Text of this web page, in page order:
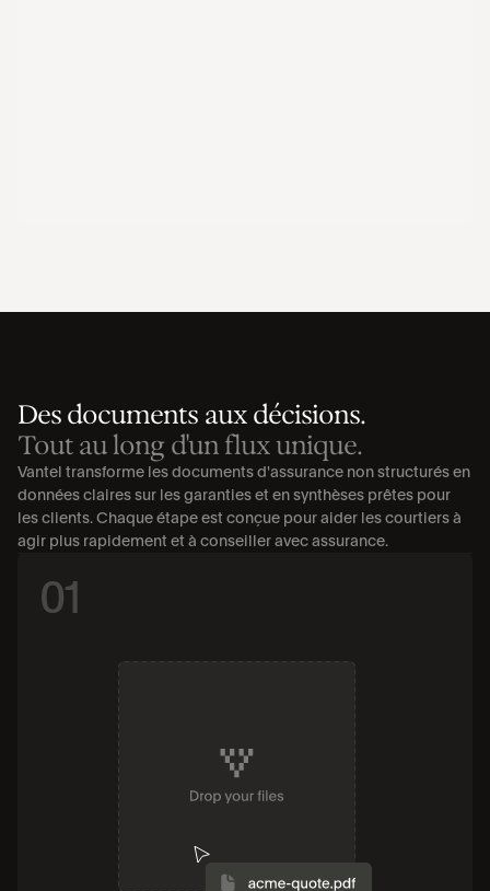
Des documents aux décisions.
Tout au long d'un flux unique.
Vantel transforme les documents d'assurance non structurés en
données claires sur les garanties et en synthèses prêtes pour
les clients. Chaque étape est conçue pour aider les courtiers à
agir plus rapidement et à conseiller avec assurance.
01